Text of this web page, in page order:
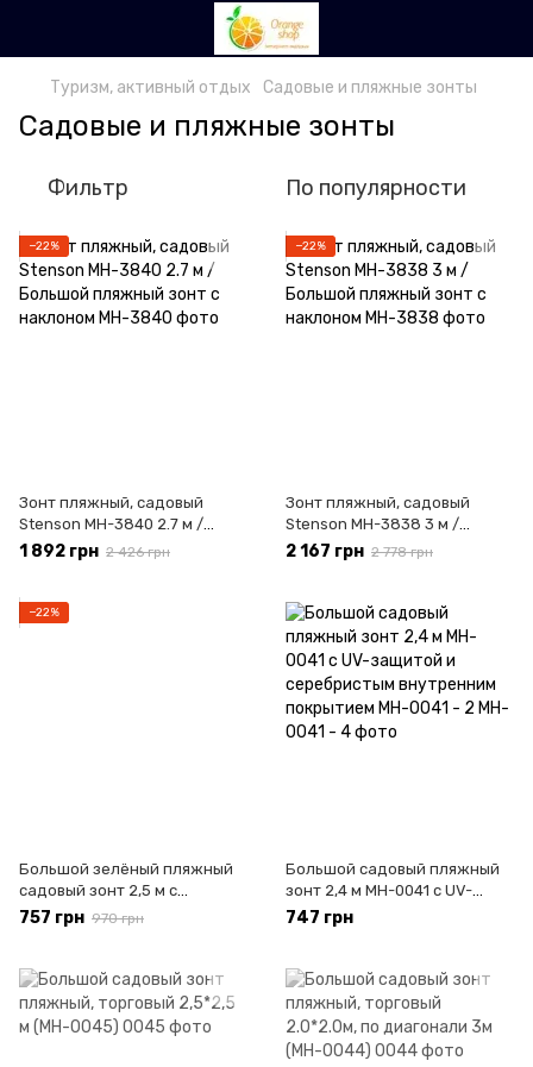
Туризм, активный отдых Садовые и пляжные зонты
Садовые и пляжные зонты
Фильтр По популярности
−22%
Зонт пляжный, садовый
Stenson MH-3840 2.7 м /
Большой пляжный зонт с
1 892 грн 2 426 грн
−22%
Зонт пляжный, садовый
Stenson MH-3838 3 м /
Большой пляжный зонт с
2 167 грн 2 778 грн
−22%
Большой зелёный пляжный
садовый зонт 2,5 м с
ветрозащитным клапаном
однотонный зонт
757 грн 970 грн
Большой садовый пляжный
зонт 2,4 м MH-0041 с UV-
защитой и серебристым
747 грн